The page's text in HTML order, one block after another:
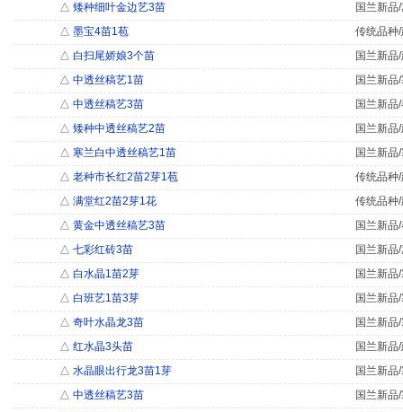
△ 矮种细叶金边艺3苗
国兰新品
△ 墨宝4苗1苞
传统品种
△ 白扫尾娇娘3个苗
国兰新品
△ 中透丝稿艺1苗
国兰新品
△ 中透丝稿艺3苗
国兰新品
△ 矮种中透丝稿艺2苗
国兰新品
△ 寒兰白中透丝稿艺1苗
国兰新品
△ 老种市长红2苗2芽1苞
传统品种
△ 满堂红2苗2芽1花
传统品种
△ 黄金中透丝稿艺3苗
国兰新品
△ 七彩红砖3苗
国兰新品
△ 白水晶1苗2芽
国兰新品
△ 白班艺1苗3芽
国兰新品
△ 奇叶水晶龙3苗
国兰新品
△ 红水晶3头苗
国兰新品
△ 水晶眼出行龙3苗1芽
国兰新品
△ 中透丝稿艺3苗
国兰新品